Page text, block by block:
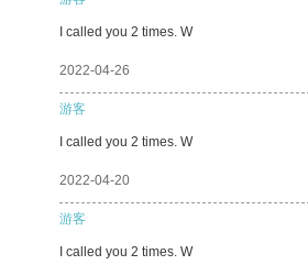
I called you 2 times. W
2022-04-26
游客
I called you 2 times. W
2022-04-20
游客
I called you 2 times. W